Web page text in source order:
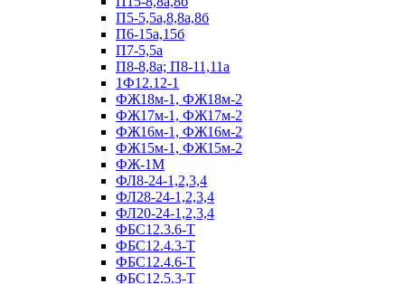
П5-5,5а,8,8а,8б
П6-15а,15б
П7-5,5а
П8-8,8а; П8-11,11а
1Ф12.12-1
ФЖ18м-1, ФЖ18м-2
ФЖ17м-1, ФЖ17м-2
ФЖ16м-1, ФЖ16м-2
ФЖ15м-1, ФЖ15м-2
ФЖ-1М
ФЛ8-24-1,2,3,4
ФЛ28-24-1,2,3,4
ФЛ20-24-1,2,3,4
ФБС12.3.6-Т
ФБС12.4.3-Т
ФБС12.4.6-Т
ФБС12.5.3-Т